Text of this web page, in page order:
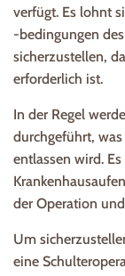
verfügt. Es lohnt
-bedingungen
sicherzustellen,
erforderlich ist.
In der Regel
durchgeführt,
entlassen wird.
der Operation
Um
eine